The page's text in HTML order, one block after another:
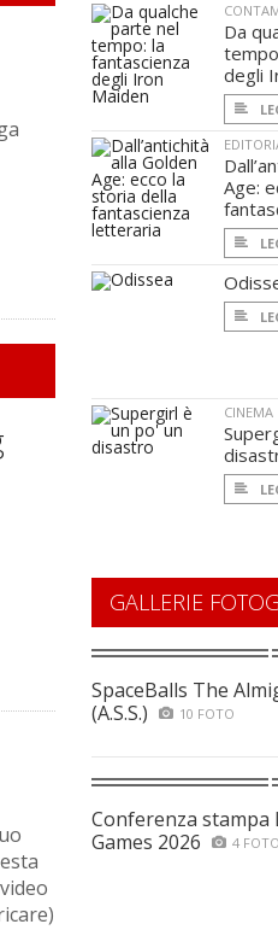
Da
degli
Age:
CINEMA
GALLERIE
SpaceBalls The
(A.S.S.)
10 FOTO
Conferenza stampa
Games 2026
4 FOTO